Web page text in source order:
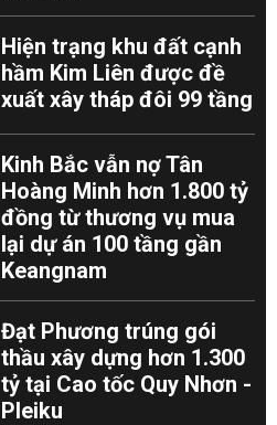
Hiện trạng khu đất cạnh
hầm Kim Liên được đề
xuất xây tháp đôi 99 tầng
Kinh Bắc vẫn nợ Tân
Hoàng Minh hơn 1.800 tỷ
đồng từ thương vụ mua
lại dự án 100 tầng gần
Keangnam
Đạt Phương trúng gói
thầu xây dựng hơn 1.300
tỷ tại Cao tốc Quy Nhơn -
Pleiku